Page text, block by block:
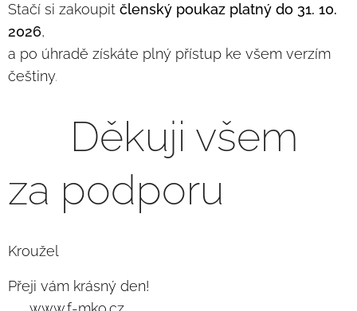
Stačí si zakoupit členský poukaz platný do 31. 10.
2026,
a po úhradě získáte plný přístup ke všem verzím
češtiny.
❤️ Děkuji všem
za podporu
Kroužel
Přeji vám krásný den!